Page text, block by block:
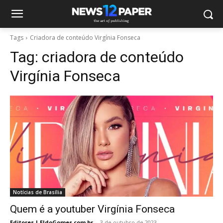
Tags Criadora de conteúdo Virgínia Fonseca
Tag: criadora de conteúdo
Virgínia Fonseca
Notícias de Brasília
Quem é a youtuber Virgínia Fonseca